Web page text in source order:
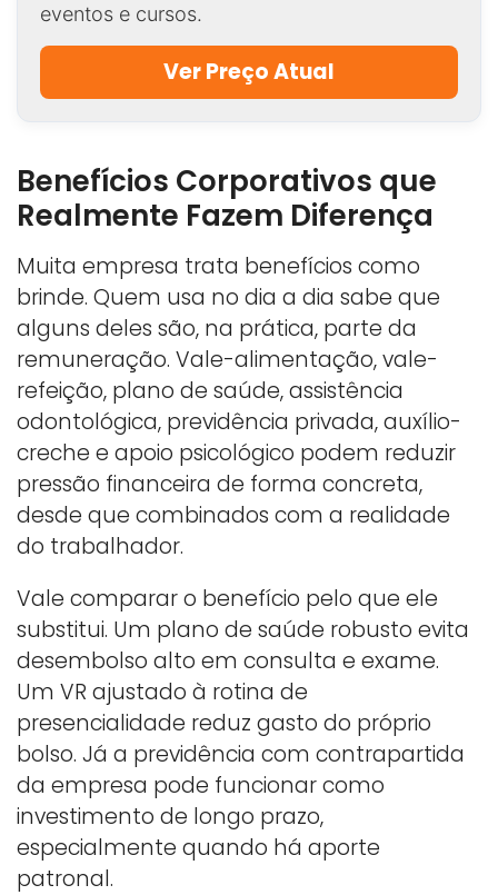
eventos e cursos.
Ver Preço Atual
Benefícios Corporativos que
Realmente Fazem Diferença
Muita empresa trata benefícios como
brinde. Quem usa no dia a dia sabe que
alguns deles são, na prática, parte da
remuneração. Vale-alimentação, vale-
refeição, plano de saúde, assistência
odontológica, previdência privada, auxílio-
creche e apoio psicológico podem reduzir
pressão financeira de forma concreta,
desde que combinados com a realidade
do trabalhador.
Vale comparar o benefício pelo que ele
substitui. Um plano de saúde robusto evita
desembolso alto em consulta e exame.
Um VR ajustado à rotina de
presencialidade reduz gasto do próprio
bolso. Já a previdência com contrapartida
da empresa pode funcionar como
investimento de longo prazo,
especialmente quando há aporte
patronal.